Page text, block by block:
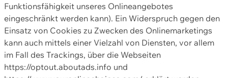
Funktionsfähigkeit unseres Onlineangebotes
eingeschränkt werden kann). Ein Widerspruch gegen den
Einsatz von Cookies zu Zwecken des Onlinemarketings
kann auch mittels einer Vielzahl von Diensten, vor allem
im Fall des Trackings, über die Webseiten
https://optout.aboutads.info und